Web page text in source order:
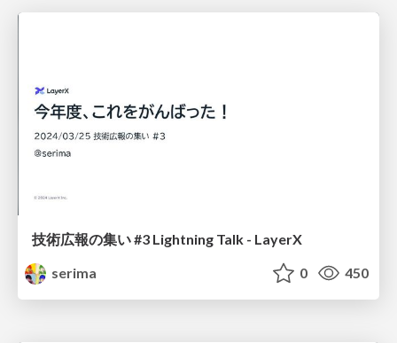
技術広報の集い #3 Lightning Talk - LayerX
serima
0 450